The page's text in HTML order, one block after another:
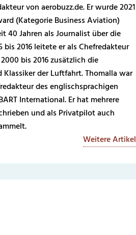
von aerobuzz.de. Er wurde 2021
(Kategorie Business Aviation)
40 Jahren als Journalist über die
bis 2016 leitete er als Chefredakteur
bis 2016 zusätzlich die
Klassiker der Luftfahrt. Thomalla war
des englischsprachigen
International. Er hat mehrere
und als Privatpilot auch
Weitere Artikel